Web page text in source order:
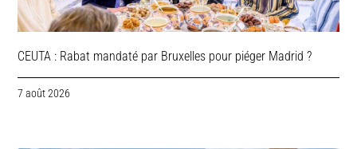
CEUTA : Rabat mandaté par Bruxelles pour piéger Madrid ?
7 août 2026